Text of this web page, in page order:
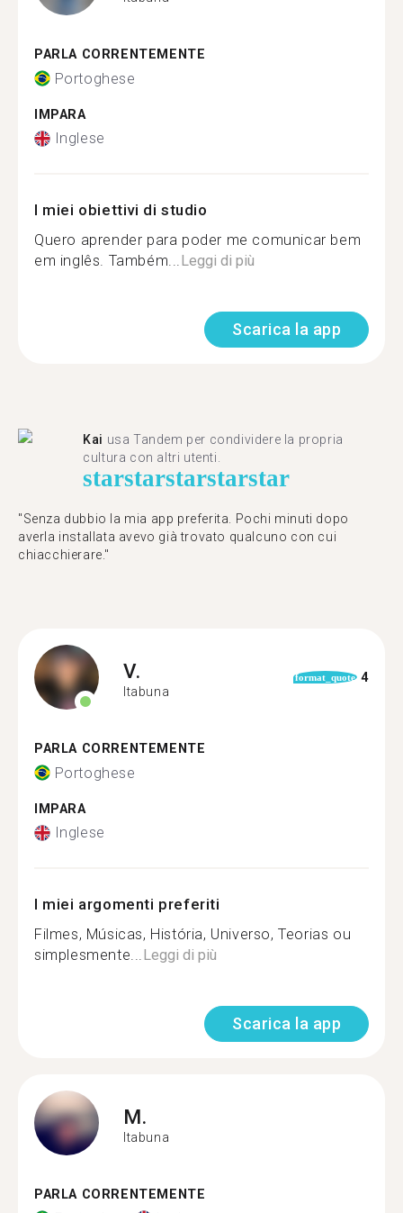
PARLA CORRENTEMENTE
Portoghese
IMPARA
Inglese
I miei obiettivi di studio
Quero aprender para poder me comunicar bem
em inglês. Também...Leggi di più
Scarica la app
Kai usa Tandem per condividere la propria
cultura con altri utenti.
starstarstarstarstar
"Senza dubbio la mia app preferita. Pochi minuti dopo
averla installata avevo già trovato qualcuno con cui
chiacchierare."
V.
Itabuna
format_quote 4
PARLA CORRENTEMENTE
Portoghese
IMPARA
Inglese
I miei argomenti preferiti
Filmes, Músicas, História, Universo, Teorias ou
simplesmente...Leggi di più
Scarica la app
M.
Itabuna
PARLA CORRENTEMENTE